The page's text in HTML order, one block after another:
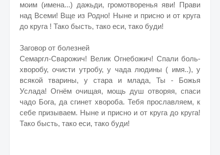
моим (имена...) дажьди, громотворенья яви! Прави
над Всеми! Вще из Родно! Ныне и присно и от круга
до круга ! Тако бысть, тако еси, тако буди!
Заговор от болезней
Семаргл-Сварожич! Велик Огнебожич! Спали боль-
хворобу, очисти утробу, у чада людины ( имя..), у
всякой тварины, у стара и млада, Ты - Божья
Услада! Огнём очищая, мощь душ отворяя, спаси
чадо Бога, да сгинет хвороба. Тебя прославляем, к
себе призываем. Ныне и присно и от круга до круга!
Тако бысть, тако еси, тако буди!